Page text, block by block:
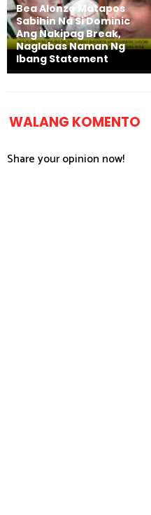
Bea Alonzo Matapos
Sabihin Na Si Dominic
Ang Nakipag Break,
Naglabas Naman Ng
Ibang Statement
WALANG KOMENTO
Share your opinion now!